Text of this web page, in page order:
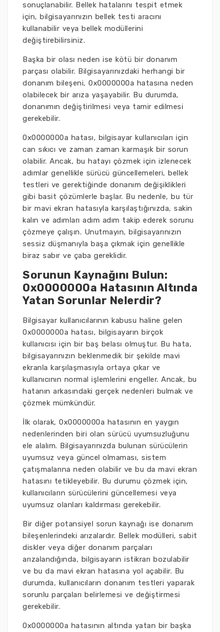
sonuçlanabilir. Bellek hatalarını tespit etmek
için, bilgisayarınızın bellek testi aracını
kullanabilir veya bellek modüllerini
değiştirebilirsiniz.
Başka bir olası neden ise kötü bir donanım
parçası olabilir. Bilgisayarınızdaki herhangi bir
donanım bileşeni, 0x0000000a hatasına neden
olabilecek bir arıza yaşayabilir. Bu durumda,
donanımın değiştirilmesi veya tamir edilmesi
gerekebilir.
0x0000000a hatası, bilgisayar kullanıcıları için
can sıkıcı ve zaman zaman karmaşık bir sorun
olabilir. Ancak, bu hatayı çözmek için izlenecek
adımlar genellikle sürücü güncellemeleri, bellek
testleri ve gerektiğinde donanım değişiklikleri
gibi basit çözümlerle başlar. Bu nedenle, bu tür
bir mavi ekran hatasıyla karşılaştığınızda, sakin
kalın ve adımları adım adım takip ederek sorunu
çözmeye çalışın. Unutmayın, bilgisayarınızın
sessiz düşmanıyla başa çıkmak için genellikle
biraz sabır ve çaba gereklidir.
Sorunun Kaynağını Bulun:
0x0000000a Hatasının Altında
Yatan Sorunlar Nelerdir?
Bilgisayar kullanıcılarının kabusu haline gelen
0x0000000a hatası, bilgisayarın birçok
kullanıcısı için bir baş belası olmuştur. Bu hata,
bilgisayarınızın beklenmedik bir şekilde mavi
ekranla karşılaşmasıyla ortaya çıkar ve
kullanıcının normal işlemlerini engeller. Ancak, bu
hatanın arkasındaki gerçek nedenleri bulmak ve
çözmek mümkündür.
İlk olarak, 0x0000000a hatasının en yaygın
nedenlerinden biri olan sürücü uyumsuzluğunu
ele alalım. Bilgisayarınızda bulunan sürücülerin
uyumsuz veya güncel olmaması, sistem
çatışmalarına neden olabilir ve bu da mavi ekran
hatasını tetikleyebilir. Bu durumu çözmek için,
kullanıcıların sürücülerini güncellemesi veya
uyumsuz olanları kaldırması gerekebilir.
Bir diğer potansiyel sorun kaynağı ise donanım
bileşenlerindeki arızalardır. Bellek modülleri, sabit
diskler veya diğer donanım parçaları
arızalandığında, bilgisayarın istikrarı bozulabilir
ve bu da mavi ekran hatasına yol açabilir. Bu
durumda, kullanıcıların donanım testleri yaparak
sorunlu parçaları belirlemesi ve değiştirmesi
gerekebilir.
0x0000000a hatasının altında yatan bir başka